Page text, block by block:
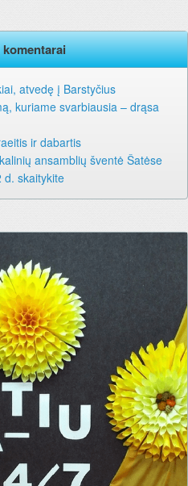
atvedę į Barstyčius
kuriame svarbiausia – drąsa
ir dabartis
ansamblių šventė Šatėse
d. skaitykite